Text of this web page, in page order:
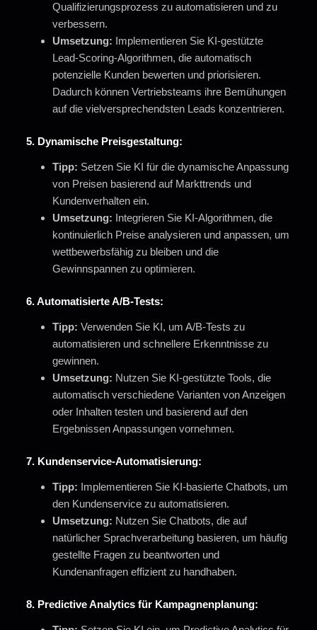
Qualifizierungsprozess zu automatisieren und zu
verbessern.
Umsetzung: Implementieren Sie KI-gestützte
Lead-Scoring-Algorithmen, die automatisch
potenzielle Kunden bewerten und priorisieren.
Dadurch können Vertriebsteams ihre Bemühungen
auf die vielversprechendsten Leads konzentrieren.
5. Dynamische Preisgestaltung:
Tipp: Setzen Sie KI für die dynamische Anpassung
von Preisen basierend auf Markttrends und
Kundenverhalten ein.
Umsetzung: Integrieren Sie KI-Algorithmen, die
kontinuierlich Preise analysieren und anpassen, um
wettbewerbsfähig zu bleiben und die
Gewinnspannen zu optimieren.
6.Automatisierte A/B-Tests:
Tipp: Verwenden Sie KI, um A/B-Tests zu
automatisieren und schnellere Erkenntnisse zu
gewinnen.
Umsetzung: Nutzen Sie KI-gestützte Tools, die
automatisch verschiedene Varianten von Anzeigen
oder Inhalten testen und basierend auf den
Ergebnissen Anpassungen vornehmen.
7. Kundenservice-Automatisierung:
Tipp: Implementieren Sie KI-basierte Chatbots, um
den Kundenservice zu automatisieren.
Umsetzung: Nutzen Sie Chatbots, die auf
natürlicher Sprachverarbeitung basieren, um häufig
gestellte Fragen zu beantworten und
Kundenanfragen effizient zu handhaben.
8. Predictive Analytics für Kampagnenplanung: